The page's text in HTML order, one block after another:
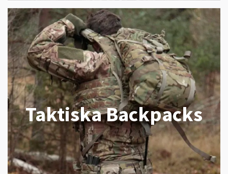
Taktiska Backpacks